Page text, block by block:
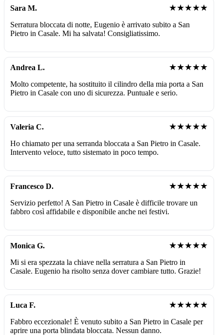
Sara M. ★★★★★
Serratura bloccata di notte, Eugenio è arrivato subito a San
Pietro in Casale. Mi ha salvata! Consigliatissimo.
Andrea L. ★★★★★
Molto competente, ha sostituito il cilindro della mia porta a San
Pietro in Casale con uno di sicurezza. Puntuale e serio.
Valeria C. ★★★★★
Ho chiamato per una serranda bloccata a San Pietro in Casale.
Intervento veloce, tutto sistemato in poco tempo.
Francesco D. ★★★★★
Servizio perfetto! A San Pietro in Casale è difficile trovare un
fabbro così affidabile e disponibile anche nei festivi.
Monica G. ★★★★★
Mi si era spezzata la chiave nella serratura a San Pietro in
Casale. Eugenio ha risolto senza dover cambiare tutto. Grazie!
Luca F. ★★★★★
Fabbro eccezionale! È venuto subito a San Pietro in Casale per
aprire una porta blindata bloccata. Nessun danno.